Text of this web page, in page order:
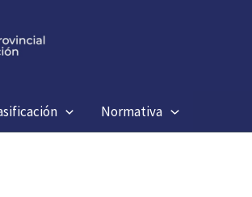
Normativa